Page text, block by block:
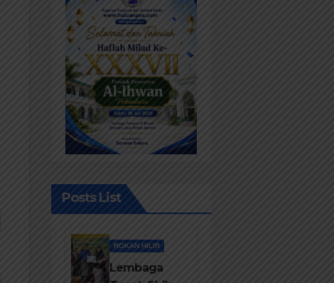
Posts List
ROKAN HILIR
Lembaga